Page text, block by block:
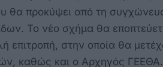
θα προκύψει από τη
Το νέο σχήμα θα
επιτροπή, στην οποία θα
καθώς και ο Αρχηγός